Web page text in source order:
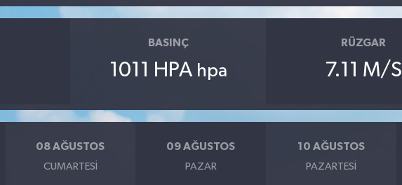
BASINÇ
1011 HPA hpa
RÜZGAR
7.11 M/S
08 AĞUSTOS
CUMARTESI
09 AĞUSTOS
PAZAR
10 AĞUSTOS
PAZARTESI